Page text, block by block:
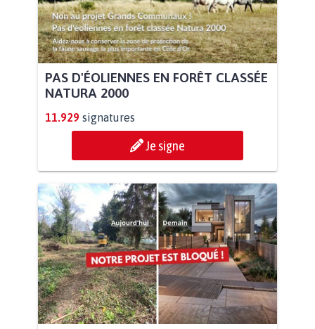
PAS D'ÉOLIENNES EN FORÊT CLASSÉE
NATURA 2000
11.929 signatures
Je signe